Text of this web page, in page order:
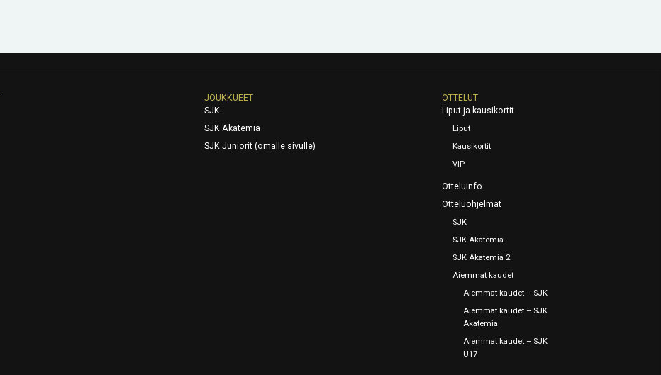
JOUKKUEET
SJK
SJK Akatemia
SJK Juniorit (omalle sivulle)
OTTELUT
Liput ja kausikortit
Liput
Kausikortit
VIP
Otteluinfo
Otteluohjelmat
SJK
SJK Akatemia
SJK Akatemia 2
Aiemmat kaudet
Aiemmat kaudet – SJK
Aiemmat kaudet – SJK
Akatemia
Aiemmat kaudet – SJK
U17